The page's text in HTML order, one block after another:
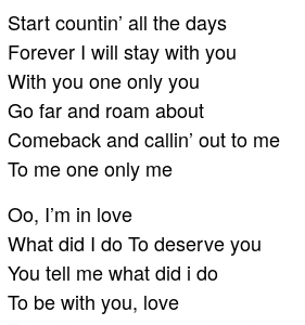
Start countin’ all the days
Forever I will stay with you
With you one only you
Go far and roam about
Comeback and callin’ out to me
To me one only me
Oo, I’m in love
What did I do To deserve you
You tell me what did i do
To be with you, love